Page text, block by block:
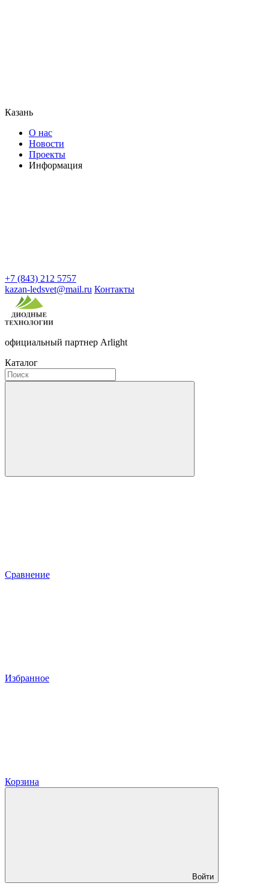
Казань
О нас
Новости
Проекты
Информация
+7 (843) 212 5757
kazan-ledsvet@mail.ru Контакты
официальный партнер Arlight
Каталог
Сравнение
Избранное
Корзина
Войти